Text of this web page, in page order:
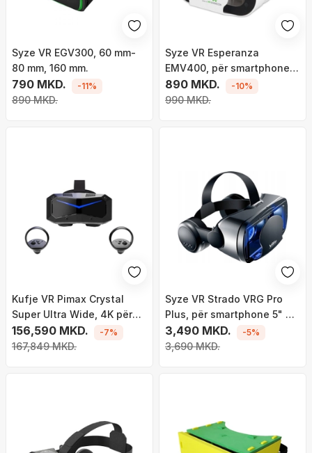
Syze VR EGV300, 60 mm-
80 mm, 160 mm.
790 MKD.
890 MKD.
-11%
Syze VR Esperanza
EMV400, për smartphone
4.7" 6", rregullim lente, të
zeza
890 MKD.
990 MKD.
-10%
Kufje VR Pimax Crystal
Super Ultra Wide, 4K për
sy, QLED, e zezë
156,590 MKD.
167,849 MKD.
-7%
Syze VR Strado VRG Pro
Plus, për smartphone 5" 7",
kënd shikimi 120°, të zeza
3,490 MKD.
3,690 MKD.
-5%